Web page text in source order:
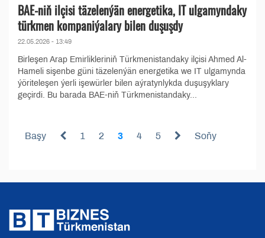
BAE-niň ilçisi täzelenýän energetika, IT ulgamyndaky
türkmen kompaniýalary bilen duşuşdy
22.05.2026 - 13:49
Birleşen Arap Emirlikleriniň Türkmenistandaky ilçisi Ahmed Al-
Hameli sişenbe güni täzelenýän energetika we IT ulgamynda
ýöriteleşen ýerli işewürler bilen aýratynlykda duşuşyklary
geçirdi. Bu barada BAE-niň Türkmenistandaky...
Başy 1 2 3 4 5 Soňy